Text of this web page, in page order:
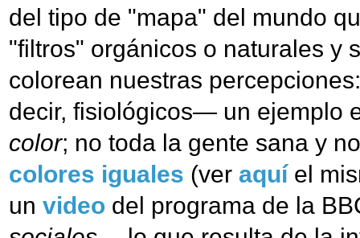
del tipo de "mapa" del mundo
"filtros" orgánicos o naturales y
colorean nuestras percepciones:
decir, fisiológicos— un ejemplo
color; no toda la gente sana y
colores iguales (ver aquí el
un video del programa de la